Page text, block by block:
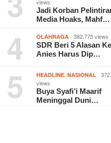
views
Jadi Korban
Media Hoaks, Mahf…
4 OLAHRAGA 382,775 views
SDR Beri 5 Alasan
Anies Harus Dip…
5 HEADLINE ,NASIONAL
views
Buya Syafi’i Maarif
Meninggal Duni…